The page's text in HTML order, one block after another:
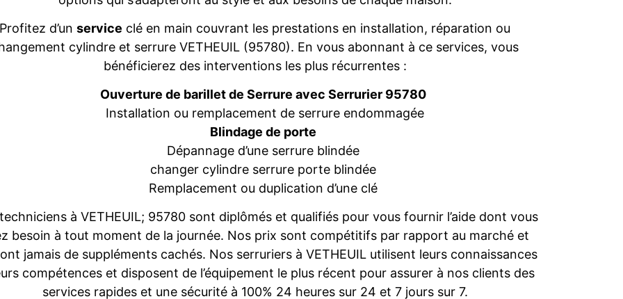
Profitez d’un service clé en main couvrant les prestations en installation, réparation ou
cylindre et serrure VETHEUIL (95780). En vous abonnant à ce services, vous
bénéficierez des interventions les plus récurrentes :
Ouverture de barillet de Serrure avec Serrurier 95780
Installation ou remplacement de serrure endommagée
Blindage de porte
Dépannage d’une serrure blindée
changer cylindre serrure porte blindée
Remplacement ou duplication d’une clé
à VETHEUIL; 95780 sont diplômés et qualifiés pour vous fournir l’aide dont vous
besoin à tout moment de la journée. Nos prix sont compétitifs par rapport au marché et
jamais de suppléments cachés. Nos serruriers à VETHEUIL utilisent leurs connaissances
compétences et disposent de l’équipement le plus récent pour assurer à nos clients des
services rapides et une sécurité à 100% 24 heures sur 24 et 7 jours sur 7.